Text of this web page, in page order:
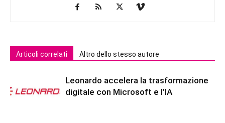
Articoli correlati Altro dello stesso autore
Leonardo accelera la trasformazione
digitale con Microsoft e l’IA